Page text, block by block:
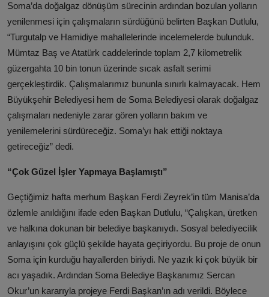
Soma’da doğalgaz dönüşüm sürecinin ardından bozulan yolların
yenilenmesi için çalışmaların sürdüğünü belirten Başkan Dutlulu,
“Turgutalp ve Hamidiye mahallelerinde incelemelerde bulunduk.
Mümtaz Baş ve Atatürk caddelerinde toplam 2,7 kilometrelik
güzergahta 10 bin tonun üzerinde sıcak asfalt serimi
gerçekleştirdik. Çalışmalarımız bununla sınırlı kalmayacak. Hem
Büyükşehir Belediyesi hem de Soma Belediyesi olarak doğalgaz
çalışmaları nedeniyle zarar gören yolların bakım ve
yenilemelerini sürdüreceğiz. Soma’yı hak ettiği noktaya
getireceğiz” dedi.
“Çok Güzel İşler Yapmaya Başlamıştı”
Geçtiğimiz hafta merhum Başkan Ferdi Zeyrek’in tüm Manisa’da
özlemle anıldığını ifade eden Başkan Dutlulu, “Çalışkan, üretken
ve halkına dokunan bir belediye başkanıydı. Sosyal belediyecilik
anlayışını çok güçlü şekilde hayata geçiriyordu. Bu proje de onun
Soma için kurduğu hayallerden biriydi. Ne yazık ki çok büyük bir
acı yaşadık. Ardından Soma Belediye Başkanımız Sercan
Okur’un kararıyla projeye Ferdi Başkan’ın adı verildi. Böylece